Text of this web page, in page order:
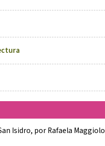
Isidro, por Rafaela Maggiolo